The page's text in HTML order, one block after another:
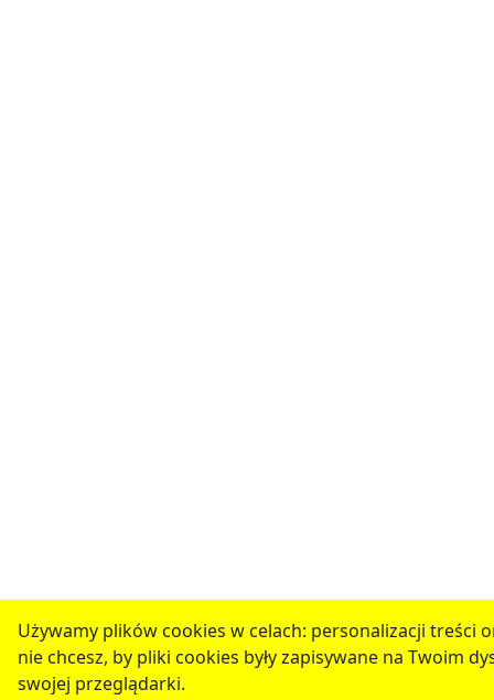
Używamy plików cookies w celach: personalizacji treści
nie chcesz, by pliki cookies były zapisywane na Twoim
swojej przeglądarki.